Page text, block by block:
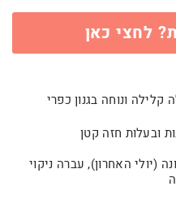
לחצי כאן
ונוחה בגנון כפרי
האחרון), עברה ניקוי